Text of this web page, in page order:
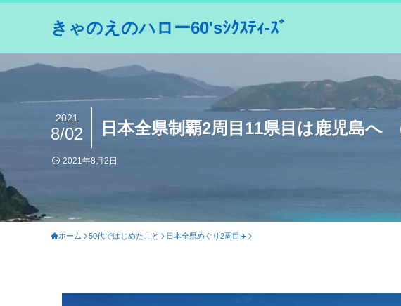
きゃのえのハロー60'sｼｸｽﾃｨ-ｽﾞ
日本全県制覇2周目11県目は鹿児島へ
2021
8/02
2021年8月2日
ホーム 50代ではじめたこと 日本全県めぐり2周目✈️